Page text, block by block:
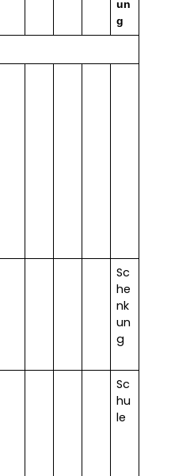
un
g
Sc
he
nk
un
g
Sc
hu
le